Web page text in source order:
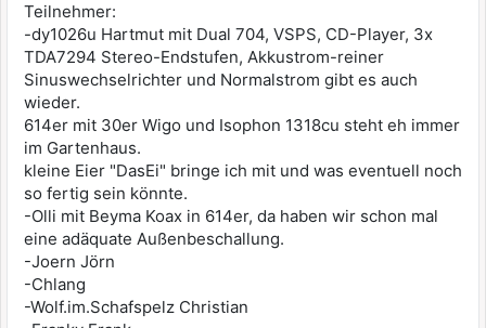
Teilnehmer:
-dy1026u Hartmut mit Dual 704, VSPS, CD-Player, 3x
TDA7294 Stereo-Endstufen, Akkustrom-reiner
Sinuswechselrichter und Normalstrom gibt es auch
wieder.
614er mit 30er Wigo und Isophon 1318cu steht eh immer
im Gartenhaus.
kleine Eier "DasEi" bringe ich mit und was eventuell noch
so fertig sein könnte.
-Olli mit Beyma Koax in 614er, da haben wir schon mal
eine adäquate Außenbeschallung.
-Joern Jörn
-Chlang
-Wolf.im.Schafspelz Christian